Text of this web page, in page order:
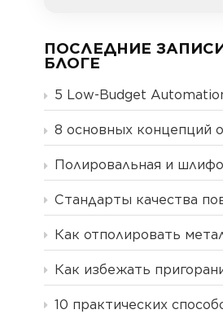
ПОСЛЕДНИЕ
БЛОГЕ
5 Low-Budget Automation Upgrades for Small & Mid-Size Metal Finishing
8 основных концепций обработки металлических
Полировальная и шлифовальная машина — в чем
Стандарты качества поверхности: Ra, RMS, N-классы и что необходимо знать
Как отполировать металлические лезвия и пластиковые ручки на
Как избежать пригорания поверхности и чрезмерной обработки при автоматизированной полировке металла:
10 практических способов снизить затраты на полировку и повысить